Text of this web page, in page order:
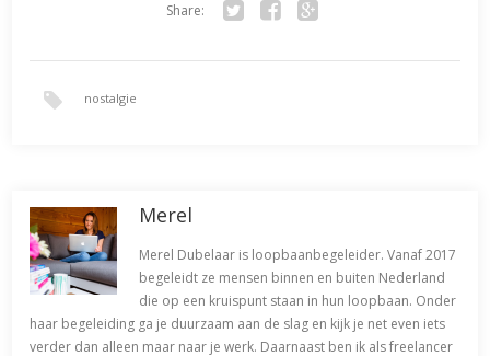
Share:
nostalgie
Merel
Merel Dubelaar is loopbaanbegeleider. Vanaf 2017
begeleidt ze mensen binnen en buiten Nederland
die op een kruispunt staan in hun loopbaan. Onder
haar begeleiding ga je duurzaam aan de slag en kijk je net even iets
verder dan alleen maar naar je werk. Daarnaast ben ik als freelancer